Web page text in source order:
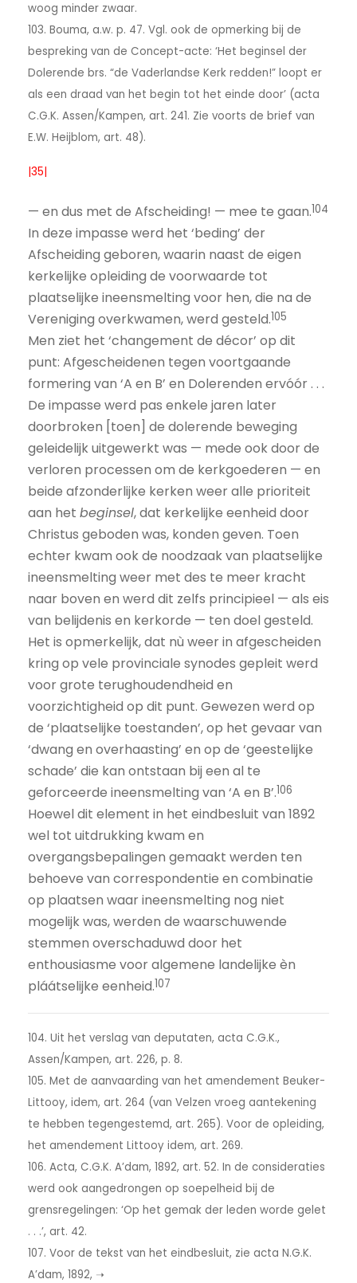
woog minder zwaar.
103. Bouma, a.w. p. 47. Vgl. ook de opmerking bij de
bespreking van de Concept-acte: ‘Het beginsel der
Dolerende brs. “de Vaderlandse Kerk redden!” loopt er
als een draad van het begin tot het einde door’ (acta
C.G.K. Assen/Kampen, art. 241. Zie voorts de brief van
E.W. Heijblom, art. 48).
|35|
— en dus met de Afscheiding! — mee te gaan.104
In deze impasse werd het ‘beding’ der
Afscheiding geboren, waarin naast de eigen
kerkelijke opleiding de voorwaarde tot
plaatselijke ineensmelting voor hen, die na de
Vereniging overkwamen, werd gesteld.105
Men ziet het ‘changement de décor’ op dit
punt: Afgescheidenen tegen voortgaande
formering van ‘A en B’ en Dolerenden ervóór . . .
De impasse werd pas enkele jaren later
doorbroken [toen] de dolerende beweging
geleidelijk uitgewerkt was — mede ook door de
verloren processen om de kerkgoederen — en
beide afzonderlijke kerken weer alle prioriteit
aan het beginsel, dat kerkelijke eenheid door
Christus geboden was, konden geven. Toen
echter kwam ook de noodzaak van plaatselijke
ineensmelting weer met des te meer kracht
naar boven en werd dit zelfs principieel — als eis
van belijdenis en kerkorde — ten doel gesteld.
Het is opmerkelijk, dat nù weer in afgescheiden
kring op vele provinciale synodes gepleit werd
voor grote terughoudendheid en
voorzichtigheid op dit punt. Gewezen werd op
de ‘plaatselijke toestanden’, op het gevaar van
‘dwang en overhaasting’ en op de ‘geestelijke
schade’ die kan ontstaan bij een al te
geforceerde ineensmelting van ‘A en B’.106
Hoewel dit element in het eindbesluit van 1892
wel tot uitdrukking kwam en
overgangsbepalingen gemaakt werden ten
behoeve van correspondentie en combinatie
op plaatsen waar ineensmelting nog niet
mogelijk was, werden de waarschuwende
stemmen overschaduwd door het
enthousiasme voor algemene landelijke èn
pláátselijke eenheid.107
104. Uit het verslag van deputaten, acta C.G.K.,
Assen/Kampen, art. 226, p. 8.
105. Met de aanvaarding van het amendement Beuker-
Littooy, idem, art. 264 (van Velzen vroeg aantekening
te hebben tegengestemd, art. 265). Voor de opleiding,
het amendement Littooy idem, art. 269.
106. Acta, C.G.K. A’dam, 1892, art. 52. In de consideraties
werd ook aangedrongen op soepelheid bij de
grensregelingen: ‘Op het gemak der leden worde gelet
. . .’, art. 42.
107. Voor de tekst van het eindbesluit, zie acta N.G.K.
A’dam, 1892, ➝